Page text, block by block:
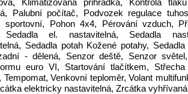
Klimatizovaná přihrádka, Kontrola
Palubní počítač, Podvozek regulace
sportovní, Pohon 4x4, Pérování vzduch,
Sedadla el. nastavitelná, Sedadla
Sedadla potah Kožené potahy,
- dělená, Senzor deště, Senzor
euro VI, Startování tlačítkem,
Tempomat, Venkovní teploměr, Volant
elektricky nastavitelná, Zrcátka